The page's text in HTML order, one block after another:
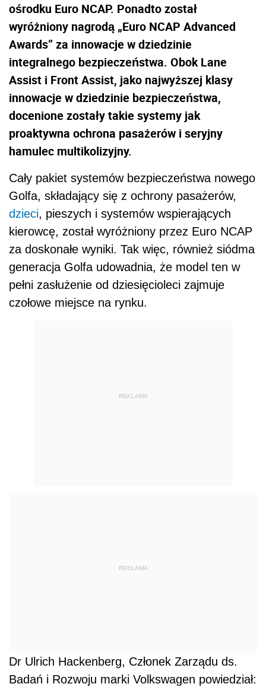
ośrodku Euro NCAP. Ponadto został
wyróżniony nagrodą „Euro NCAP Advanced
Awards” za innowacje w dziedzinie
integralnego bezpieczeństwa. Obok Lane
Assist i Front Assist, jako najwyższej klasy
innowacje w dziedzinie bezpieczeństwa,
docenione zostały takie systemy jak
proaktywna ochrona pasażerów i seryjny
hamulec multikolizyjny.
Cały pakiet systemów bezpieczeństwa nowego
Golfa, składający się z ochrony pasażerów,
dzieci, pieszych i systemów wspierających
kierowcę, został wyróżniony przez Euro NCAP
za doskonałe wyniki. Tak więc, również siódma
generacja Golfa udowadnia, że model ten w
pełni zasłużenie od dziesięcioleci zajmuje
czołowe miejsce na rynku.
REKLAMA
REKLAMA
Dr Ulrich Hackenberg, Członek Zarządu ds.
Badań i Rozwoju marki Volkswagen powiedział: